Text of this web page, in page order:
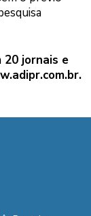
20 jornais e
.